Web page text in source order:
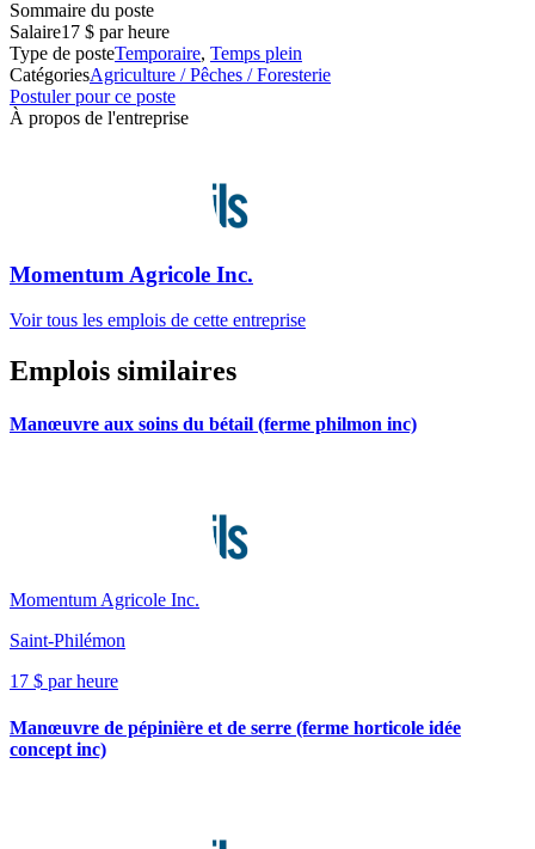
Sommaire du poste
Salaire17 $ par heure
Type de posteTemporaire, Temps plein
CatégoriesAgriculture / Pêches / Foresterie
Postuler pour ce poste
À propos de l'entreprise
Momentum Agricole Inc.
Voir tous les emplois de cette entreprise
Emplois similaires
Manœuvre aux soins du bétail (ferme philmon inc)
Momentum Agricole Inc.
Saint-Philémon
17 $ par heure
Manœuvre de pépinière et de serre (ferme horticole idée
concept inc)